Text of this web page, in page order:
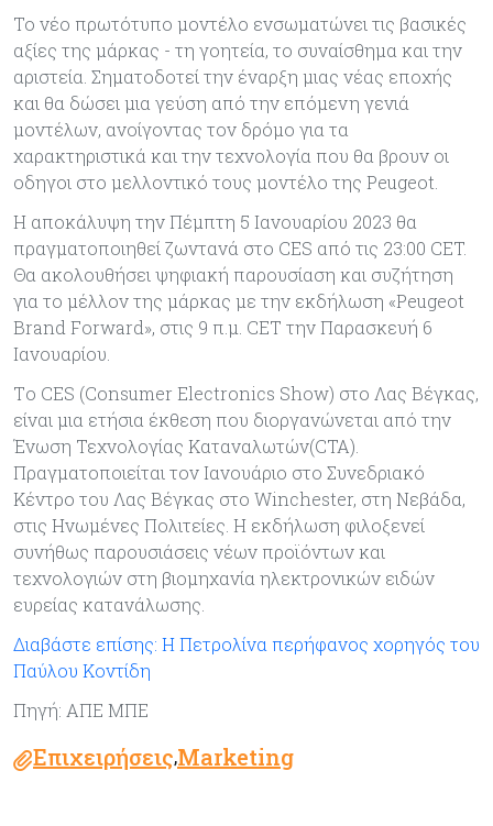
Το νέο πρωτότυπο μοντέλο ενσωματώνει τις βασικές
αξίες της μάρκας - τη γοητεία, το συναίσθημα και την
αριστεία. Σηματοδοτεί την έναρξη μιας νέας εποχής
και θα δώσει μια γεύση από την επόμενη γενιά
μοντέλων, ανοίγοντας τον δρόμο για τα
χαρακτηριστικά και την τεχνολογία που θα βρουν οι
οδηγοι στο μελλοντικό τους μοντέλο της Peugeot.
Η αποκάλυψη την Πέμπτη 5 Ιανουαρίου 2023 θα
πραγματοποιηθεί ζωντανά στο CES από τις 23:00 CET.
Θα ακολουθήσει ψηφιακή παρουσίαση και συζήτηση
για το μέλλον της μάρκας με την εκδήλωση «Peugeot
Brand Forward», στις 9 π.μ. CET την Παρασκευή 6
Ιανουαρίου.
Tο CES (Consumer Electronics Show) στο Λας Βέγκας,
είναι μια ετήσια έκθεση που διοργανώνεται από την
Ένωση Τεχνολογίας Καταναλωτών(CTA).
Πραγματοποιείται τον Ιανουάριο στο Συνεδριακό
Κέντρο του Λας Βέγκας στο Winchester, στη Νεβάδα,
στις Ηνωμένες Πολιτείες. Η εκδήλωση φιλοξενεί
συνήθως παρουσιάσεις νέων προϊόντων και
τεχνολογιών στη βιομηχανία ηλεκτρονικών ειδών
ευρείας κατανάλωσης.
Διαβάστε επίσης: Η Πετρολίνα περήφανος χορηγός του
Παύλου Κοντίδη
Πηγή: ΑΠΕ ΜΠΕ
Επιχειρήσεις,Marketing